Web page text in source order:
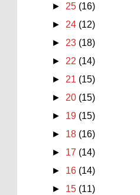
► 25 (16)
► 24 (12)
► 23 (18)
► 22 (14)
► 21 (15)
► 20 (15)
► 19 (15)
► 18 (16)
► 17 (14)
► 16 (14)
► 15 (11)